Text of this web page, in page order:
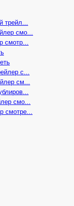
смо...
смотр...
с...
см...
смо...
смотре...